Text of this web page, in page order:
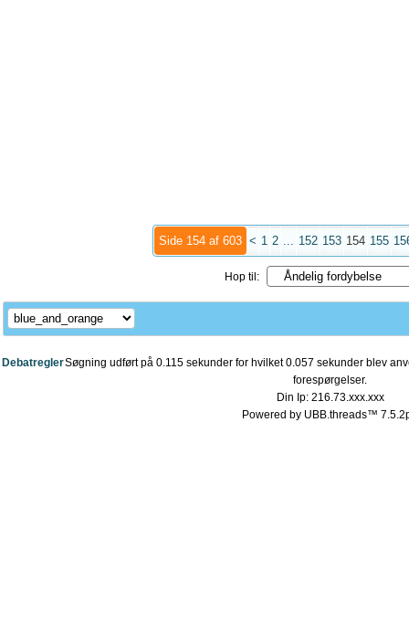
Side 154 af 603 < 1 2 ... 152 153 154 155
Hop til:
DebatreglerSøgning udført på 0.115 sekunder for hvilket 0.057 sekunder blev
forespørgelser.
Din Ip: 216.73.xxx.xxx
Powered by UBB.threads™